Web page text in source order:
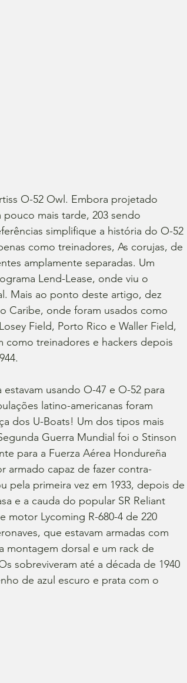
O-52 Owl. Embora projetado
mais tarde, 203 sendo
simplifique a história do O-52
como treinadores, As corujas, de
amplamente separadas. Um
Lend-Lease, onde viu o
Mais ao ponto deste artigo, dez
Caribe, onde foram usados ​​como
Field, Porto Rico e Waller Field,
como treinadores e hackers depois
usando O-47 e O-52 para
latino-americanas foram
dos U-Boats! Um dos tipos mais
Guerra Mundial foi o Stinson
para a Fuerza Aérea Hondureña
armado capaz de fazer contra-
pela primeira vez em 1933, depois de
e a cauda do popular SR Reliant
motor Lycoming R-680-4 de 220
que estavam armadas com
montagem dorsal e um rack de
sobreviveram até a década de 1940
de azul escuro e prata com o